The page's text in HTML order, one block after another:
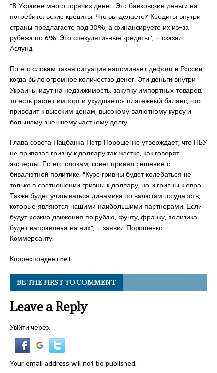
"В Украине много горячих денег. Это банковские деньги на
потребительские кредиты. Что вы делаете? Кредиты внутри
страны предлагаете под 30%, а финансируете их из-за
рубежа по 6%. Это спекулятивные кредиты”, – сказал
Аслунд.
По его словам такая ситуация напоминает дефолт в России,
когда было огромное количество денег. Эти деньги внутри
Украины идут на недвижимость, закупку импортных товаров,
то есть растет импорт и ухудшается платежный баланс, что
приводит к высоким ценам, высокому валютному курсу и
большому внешнему частному долгу.
Глава совета Нацбанка Петр Порошенко утверждает, что НБУ
не привязал гривну к доллару так жестко, как говорят
эксперты. По его словам, совет принял решение о
бивалютной политике. "Курс гривны будет колебаться не
только в соотношении гривны к доллару, но и гривны к евро.
Также будет учитываться динамика по валютам государств,
которые являются нашими наибольшими партнерами. Если
будут резкие движения по рублю, фунту, франку, политика
будет направлена на них", – заявил Порошенко
Коммерсанту.
Корреспондент.net
BE THE FIRST TO COMMENT
Leave a Reply
Увійти через:
Your email address will not be published.